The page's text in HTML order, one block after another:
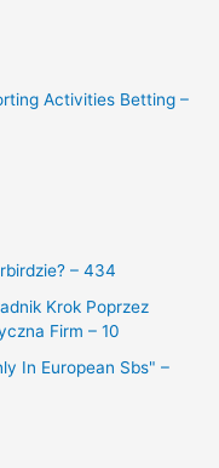
Activities Betting –
– 434
Krok Poprzez
Firm – 10
In European Sbs" –